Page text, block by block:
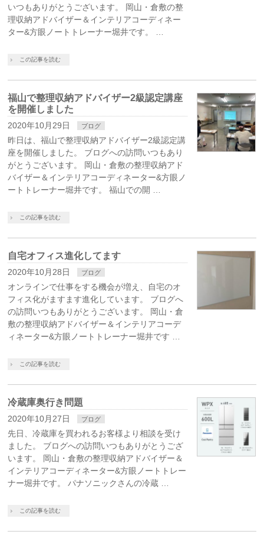
いつもありがとうございます。 岡山・倉敷の整
理収納アドバイザー＆インテリアコーディネー
ター&方眼ノートトレーナー堀井です。 …
この記事を読む
福山で整理収納アドバイザー2級認定講座
を開催しました
2020年10月29日 ブログ
昨日は、福山で整理収納アドバイザー2級認定講
座を開催しました。 ブログへの訪問いつもあり
がとうございます。 岡山・倉敷の整理収納アド
バイザー＆インテリアコーディネーター&方眼ノ
ートトレーナー堀井です。 福山での開 …
この記事を読む
自宅オフィス進化してます
2020年10月28日 ブログ
オンラインで仕事をする機会が増え、自宅のオ
フィス化がますます進化しています。 ブログへ
の訪問いつもありがとうございます。 岡山・倉
敷の整理収納アドバイザー＆インテリアコーデ
ィネーター&方眼ノートトレーナー堀井です …
この記事を読む
冷蔵庫奥行き問題
2020年10月27日 ブログ
先日、冷蔵庫を買われるお客様より相談を受け
ました。 ブログへの訪問いつもありがとうござ
います。 岡山・倉敷の整理収納アドバイザー＆
インテリアコーディネーター&方眼ノートトレー
ナー堀井です。 パナソニックさんの冷蔵 …
この記事を読む